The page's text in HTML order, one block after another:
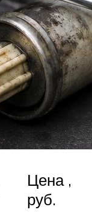
Цена ,
руб.